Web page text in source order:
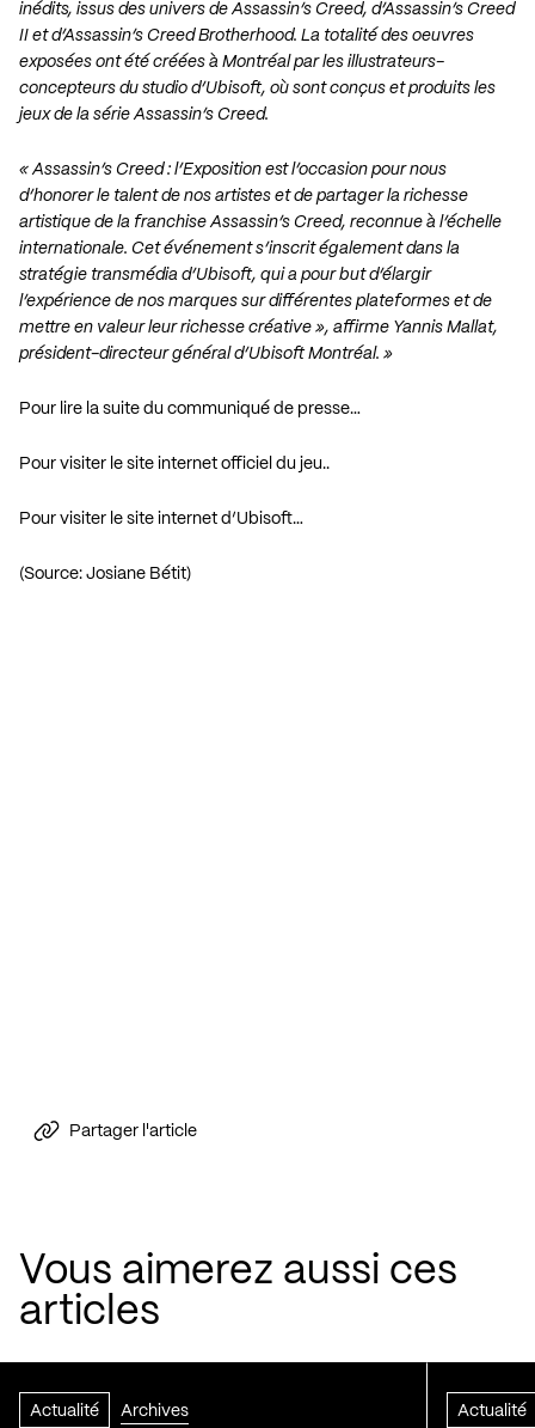
inédits, issus des univers de Assassin’s Creed, d’Assassin’s Creed
II et d’Assassin’s Creed Brotherhood. La totalité des oeuvres
exposées ont été créées à Montréal par les illustrateurs-
concepteurs du studio d’Ubisoft, où sont conçus et produits les
jeux de la série Assassin’s Creed.
« Assassin’s Creed : l’Exposition est l’occasion pour nous
d’honorer le talent de nos artistes et de partager la richesse
artistique de la franchise Assassin’s Creed, reconnue à l’échelle
internationale. Cet événement s’inscrit également dans la
stratégie transmédia d’Ubisoft, qui a pour but d’élargir
l’expérience de nos marques sur différentes plateformes et de
mettre en valeur leur richesse créative », affirme Yannis Mallat,
président-directeur général d’Ubisoft Montréal. »
Pour lire la suite du communiqué de presse…
Pour visiter le site internet officiel du jeu..
Pour visiter le site internet d’Ubisoft…
(Source: Josiane Bétit)
Partager l'article
Vous aimerez aussi ces
articles
Actualité Archives Actualité